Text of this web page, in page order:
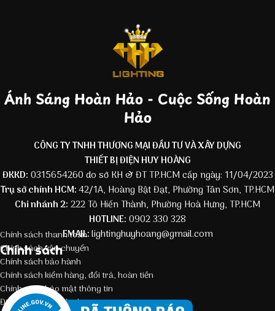
Ánh Sáng Hoàn Hảo - Cuộc Sống Hoàn
Hảo
CÔNG TY TNHH THƯƠNG MẠI ĐẦU TƯ VÀ XÂY DỰNG
THIẾT BỊ ĐIỆN HUY HOÀNG
ĐKKD: 0315654260 do sở KH & ĐT TP.HCM cấp ngày: 11/04/2023
Trụ sở chính HCM:42/1A, Hoàng Bật Đạt, Phường Tân Sơn, TP.HCM
Chi nhánh 2: 222 Tô Hiến Thành, Phường Hoà Hưng, TP.HCM
HOTLINE: 0902 330 328
EMAIL:lightinghuyhoang@gmail.com
Chính sách
Chính sách thanh toán
Chính sách vận chuyển
Chính sách bảo hành
Chính sách kiểm hàng, đổi trả, hoàn tiền
Chính sách bảo mật thông tin
Điều kiện giao dịch chung